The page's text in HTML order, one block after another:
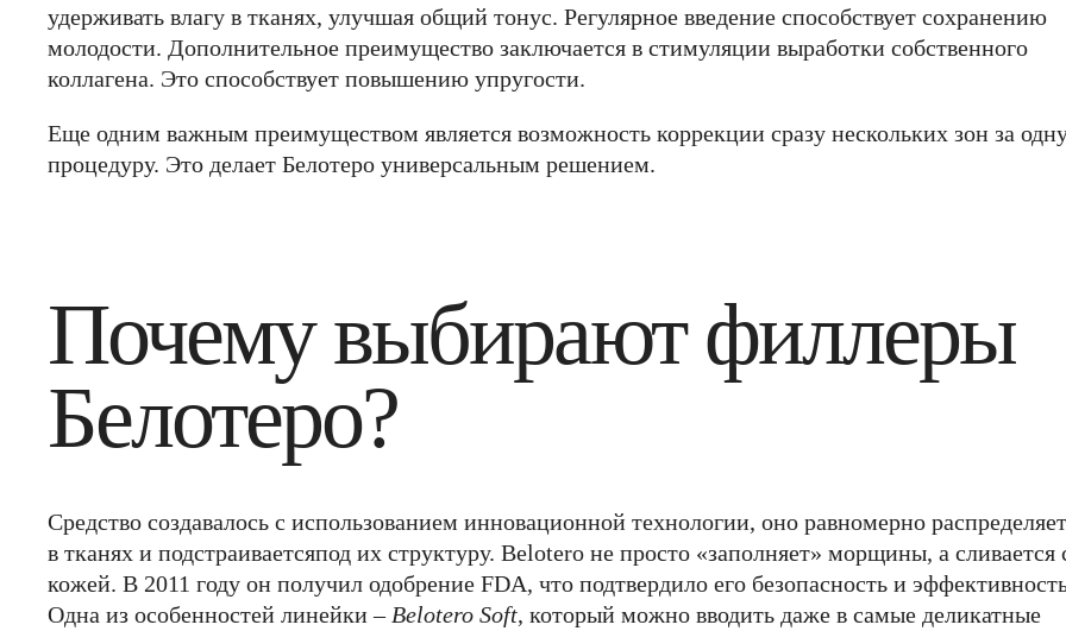
удерживать влагу в тканях, улучшая общий тонус. Регулярное введение способствует сохранению
молодости. Дополнительное преимущество заключается в стимуляции выработки собственного
коллагена. Это способствует повышению упругости.
Еще одним важным преимуществом является возможность коррекции сразу нескольких зон за
процедуру. Это делает Белотеро универсальным решением.
Почему выбирают филлеры
Белотеро?
Средство создавалось с использованием инновационной технологии, оно равномерно
в тканях и подстраиваетсяпод их структуру. Belotero не просто «заполняет» морщины, а сливается
кожей. В 2011 году он получил одобрение FDA, что подтвердило его безопасность и
Одна из особенностей линейки – Belotero Soft, который можно вводить даже в самые деликатные